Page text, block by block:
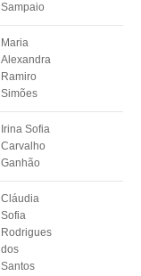
Sampaio
Maria
Alexandra
Ramiro
Simões
Irina Sofia
Carvalho
Ganhão
Cláudia
Sofia
Rodrigues
dos
Santos